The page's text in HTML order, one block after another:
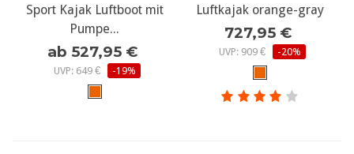
Sport Kajak Luftboot mit
Pumpe...
ab 527,95 €
UVP: 649 € -19%
Luftkajak orange-gray
727,95 €
UVP: 909 € -20%